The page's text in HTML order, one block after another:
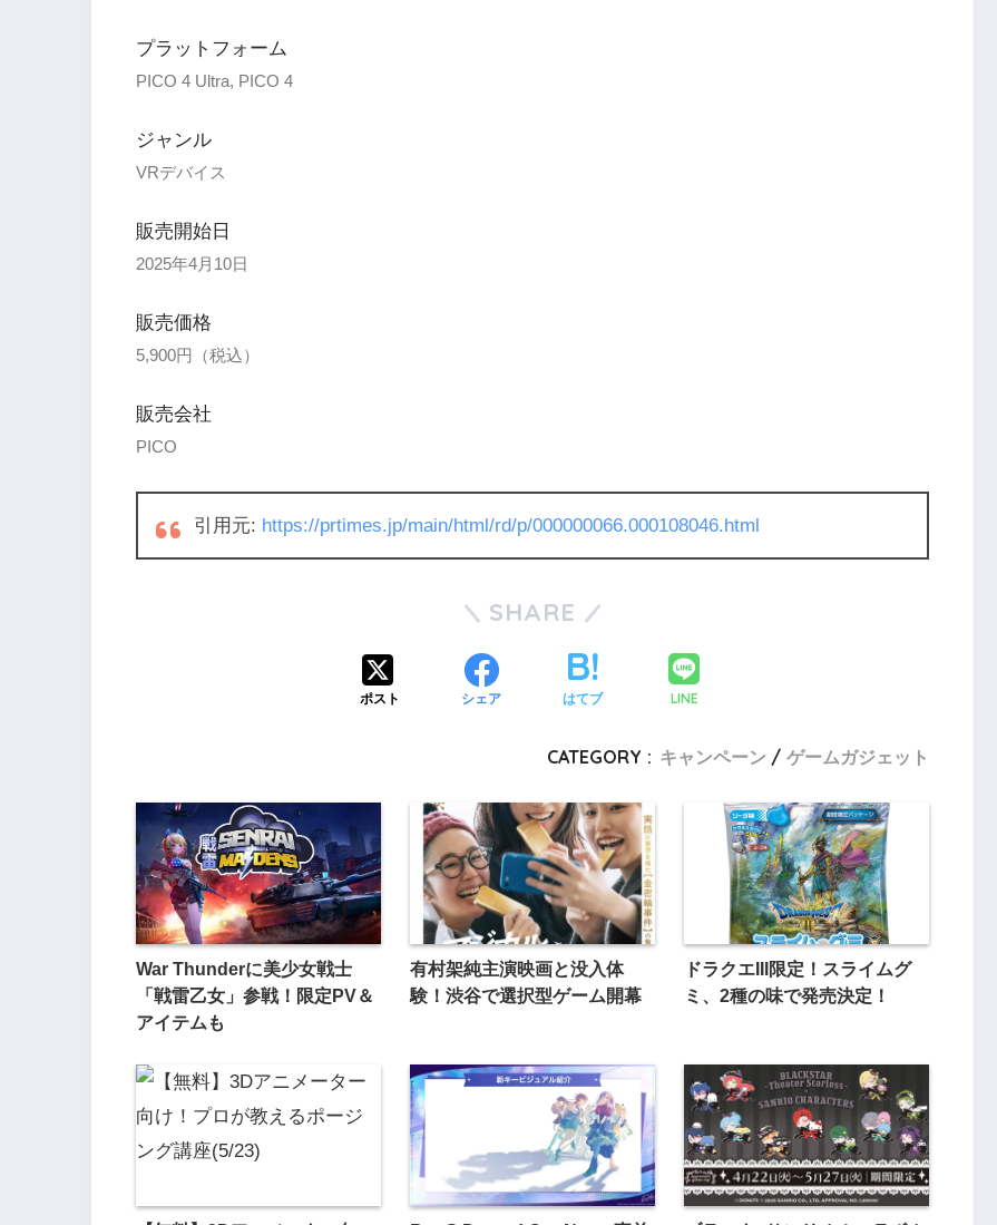
プラットフォーム
PICO 4 Ultra, PICO 4
ジャンル
VRデバイス
販売開始日
2025年4月10日
販売価格
5,900円（税込）
販売会社
PICO
引用元: https://prtimes.jp/main/html/rd/p/000000066.000108046.html
SHARE
ポスト シェア はてブ LINE
CATEGORY : キャンペーン ゲームガジェット
War Thunderに美少女戦士
「戦雷乙女」参戦！限定PV＆
アイテムも
有村架純主演映画と没入体
験！渋谷で選択型ゲーム開幕
ドラクエIII限定！スライムグ
ミ、2種の味で発売決定！